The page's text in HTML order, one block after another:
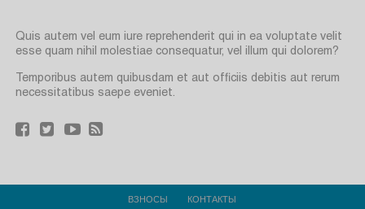
Quis autem vel eum iure reprehenderit qui in ea voluptate velit
esse quam nihil molestiae consequatur, vel illum qui dolorem?
Temporibus autem quibusdam et aut officiis debitis aut rerum
necessitatibus saepe eveniet.
ВЗНОСЫ КОНТАКТЫ